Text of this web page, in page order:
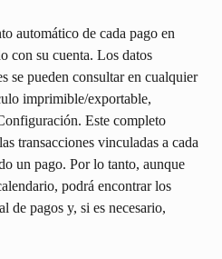
automático de cada pago en
con su cuenta. Los datos
se pueden consultar en cualquier
imprimible/exportable,
Este completo
transacciones vinculadas a cada
un pago. Por lo tanto, aunque
podrá encontrar los
de pagos y, si es necesario,